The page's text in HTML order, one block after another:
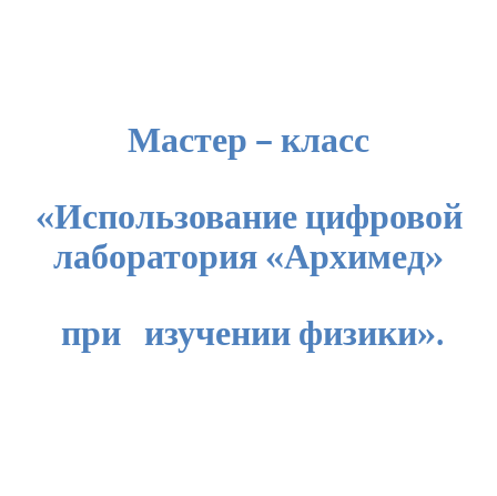
Мастер – класс
«Использование цифровой
лаборатория «Архимед»
при изучении физики».